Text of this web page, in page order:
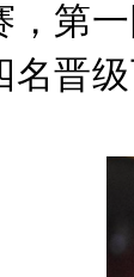
，第
名晋